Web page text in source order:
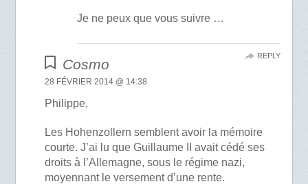
Je ne peux que vous suivre …
Cosmo
28 FÉVRIER 2014 @ 14:38
Philippe,
Les Hohenzollern semblent avoir la mémoire
courte. J’ai lu que Guillaume II avait cédé ses
droits à l’Allemagne, sous le régime nazi,
moyennant le versement d’une rente.
REPLY